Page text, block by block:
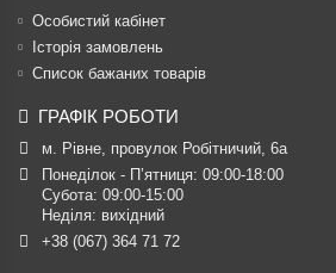
Особистий кабінет
Історія замовлень
Список бажаних товарів
ГРАФІК РОБОТИ
м. Рівне, провулок Робітничий, 6а
Понеділок - П’ятниця: 09:00-18:00
Субота: 09:00-15:00
Неділя: вихідний
+38 (067) 364 71 72